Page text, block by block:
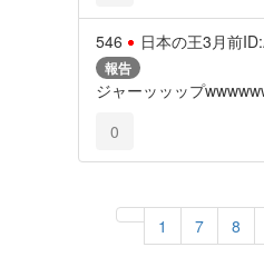
546 日本の王3月前
報告
ジャーッッップ
0
1 7 8